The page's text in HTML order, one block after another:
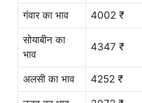
गंवार का भाव 4002 ₹
सोयाबीन का
भाव
4347 ₹
अलसी का भाव 4252 ₹